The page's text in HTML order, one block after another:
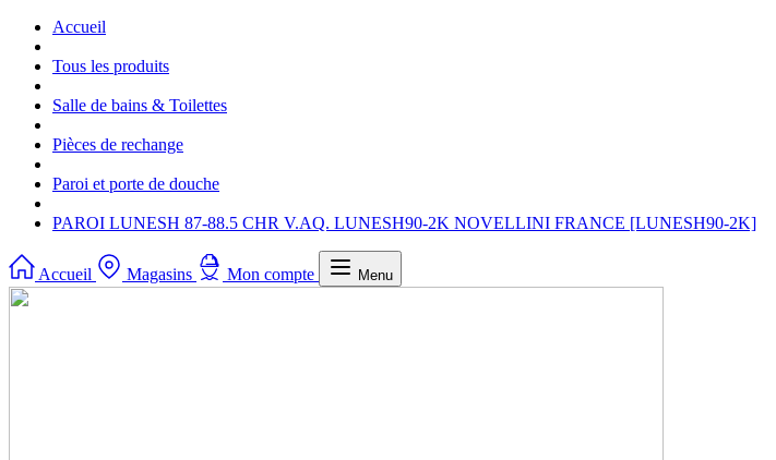
Accueil
Tous les produits
Salle de bains & Toilettes
Pièces de rechange
Paroi et porte de douche
PAROI LUNESH 87-88.5 CHR V.AQ. LUNESH90-2K NOVELLINI FRANCE [LUNESH90-2K]
Accueil Magasins Mon compte Menu